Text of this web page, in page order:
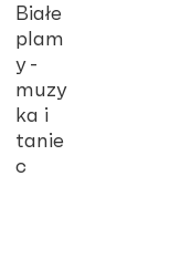
Białe
plam
y -
muzy
ka i
tanie
c